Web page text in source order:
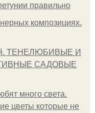
правильно
композициях.
ТЕНЕЛЮБИВЫЕ И
САДОВЫЕ
много света.
цветы которые не